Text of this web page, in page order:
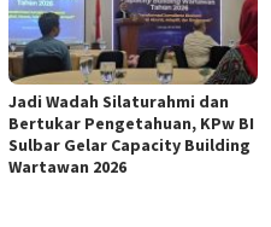
Jadi Wadah Silaturahmi dan
Bertukar Pengetahuan, KPw BI
Sulbar Gelar Capacity Building
Wartawan 2026